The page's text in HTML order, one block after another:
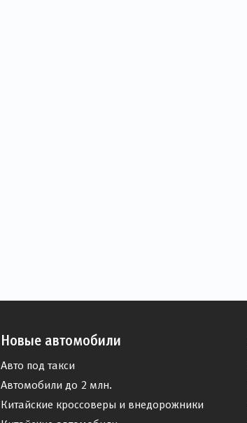
Новые автомобили
Авто под такси
Автомобили до 2 млн.
Китайские кроссоверы и внедорожники